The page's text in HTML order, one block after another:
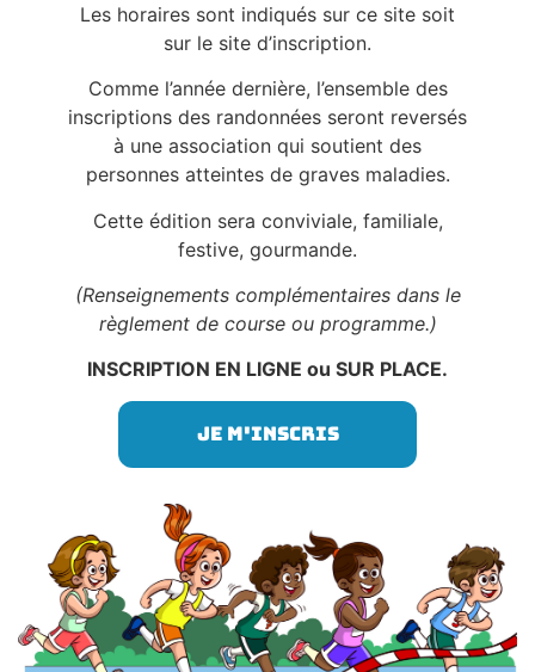
Les horaires sont indiqués sur ce site soit
sur le site d’inscription.
Comme l’année dernière, l’ensemble des
inscriptions des randonnées seront reversés
à une association qui soutient des
personnes atteintes de graves maladies.
Cette édition sera conviviale, familiale,
festive, gourmande.
(Renseignements complémentaires dans le
règlement de course ou programme.)
INSCRIPTION EN LIGNE ou SUR PLACE.
Je m'inscris